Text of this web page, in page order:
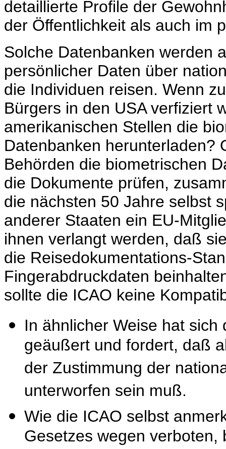
detaillierte Profile der
der Öffentlichkeit als auch im
Solche Datenbanken werden
persönlicher Daten über
die Individuen reisen. Wenn
Bürgers in den USA verfiziert
amerikanischen Stellen die
Datenbanken herunterladen?
Behörden die biometrischen
die Dokumente prüfen,
die nächsten 50 Jahre selbst
anderer Staaten ein EU-
ihnen verlangt werden, daß
die Reisedokumentations-
Fingerabdruckdaten
sollte die ICAO keine
In ähnlicher Weise hat
geäußert und fordert, daß
der Zustimmung der
unterworfen sein muß.
Wie die ICAO selbst
Gesetzes wegen